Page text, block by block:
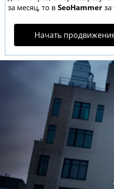
за месяц, то в SeoHammer за
Начать